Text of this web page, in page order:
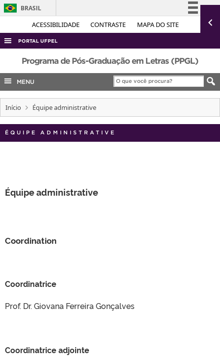
ACESSIBILIDADE CONTRASTE MAPA DO SITE
BRASIL
Simplifique!
Acesso à informação
Legislação
Canais
PORTAL UFPEL
ACESSO À INFORMAÇÃO
AUDITORIA
COBALTO
CONCURSOS
EDITAIS
INTERNACIONAL
TELEFONES
Programa de Pós-Graduação em Letras (PPGL)
MENU
Início Équipe administrative
ÉQUIPE ADMINISTRATIVE
Équipe administrative
Coordination
Coordinatrice
Prof. Dr. Giovana Ferreira Gonçalves
Coordinatrice adjointe